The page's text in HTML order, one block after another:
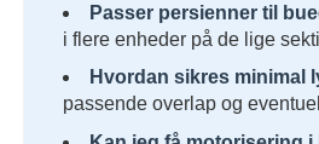
Passer persienner til
i flere enheder på de lige
Hvordan sikres
passende overlap og